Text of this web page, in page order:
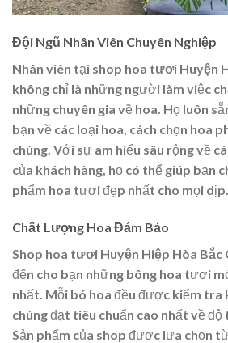
Đội Ngũ Nhân Viên Chuyên Nghiệp
Nhân viên tại shop hoa tươi Huyện
không chỉ là những người làm việc
những chuyên gia về hoa. Họ luôn
bạn về các loại hoa, cách chọn hoa
chúng. Với sự am hiểu sâu rộng về
của khách hàng, họ có thể giúp bạn
phẩm hoa tươi đẹp nhất cho mọi dịp.
Chất Lượng Hoa Đảm Bảo
Shop hoa tươi Huyện Hiệp Hòa Bắc
đến cho bạn những bông hoa tươi
nhất. Mỗi bó hoa đều được kiểm tra
chúng đạt tiêu chuẩn cao nhất về
Sản phẩm của shop được lựa chọn